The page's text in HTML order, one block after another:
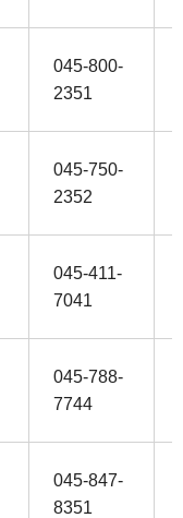
045-800-
2351
045-750-
2352
045-411-
7041
045-788-
7744
045-847-
8351